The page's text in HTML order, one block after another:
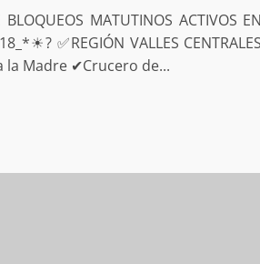
MATUTINOS ACTIVOS EN
✅REGIÓN VALLES CENTRALES
Madre ✔Crucero de...